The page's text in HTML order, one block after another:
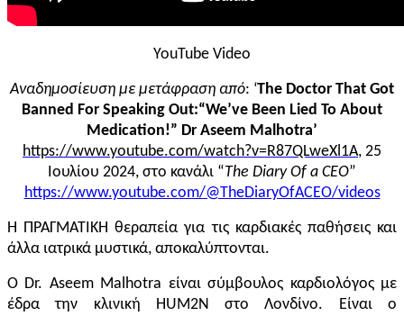
YouTube Video
Αναδημοσίευση με μετάφραση από: ‘The Doctor That Got
Banned For Speaking Out:“We’ve Been Lied To About
Medication!” Dr Aseem Malhotra’
https://www.youtube.com/watch?v=R87QLweXl1A, 25
Ιουλίου 2024, στο κανάλι “The Diary Of a CEO”
https://www.youtube.com/@TheDiaryOfACEO/videos
Η ΠΡΑΓΜΑΤΙΚΗ θεραπεία για τις καρδιακές παθήσεις και
άλλα ιατρικά μυστικά, αποκαλύπτονται.
Ο Dr. Aseem Malhotra είναι σύμβουλος καρδιολόγος με
έδρα την κλινική HUM2N στο Λονδίνο. Είναι ο